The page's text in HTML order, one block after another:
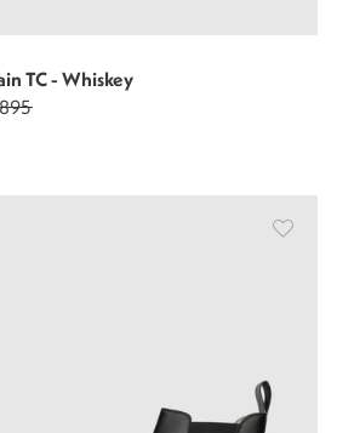
TC - Whiskey